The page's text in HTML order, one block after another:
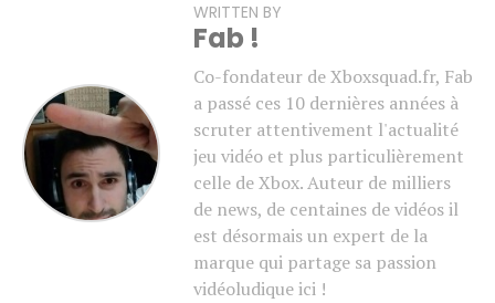
WRITTEN BY
Fab !
Co-fondateur de Xboxsquad.fr, Fab
a passé ces 10 dernières années à
scruter attentivement l'actualité
jeu vidéo et plus particulièrement
celle de Xbox. Auteur de milliers
de news, de centaines de vidéos il
est désormais un expert de la
marque qui partage sa passion
vidéoludique ici !